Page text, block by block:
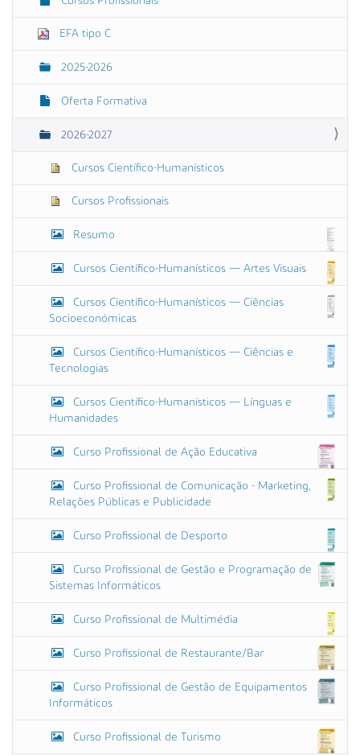
EFA tipo C
2025-2026
Oferta Formativa
2026-2027
Cursos Científico-Humanísticos
Cursos Profissionais
Resumo
Cursos Científico-Humanísticos — Artes Visuais
Cursos Científico-Humanísticos — Ciências
Socioeconómicas
Cursos Científico-Humanísticos — Ciências e
Tecnologias
Cursos Científico-Humanísticos — Línguas e
Humanidades
Curso Profissional de Ação Educativa
Curso Profissional de Comunicação - Marketing,
Relações Públicas e Publicidade
Curso Profissional de Desporto
Curso Profissional de Gestão e Programação de
Sistemas Informáticos
Curso Profissional de Multimédia
Curso Profissional de Restaurante/Bar
Curso Profissional de Gestão de Equipamentos
Informáticos
Curso Profissional de Turismo